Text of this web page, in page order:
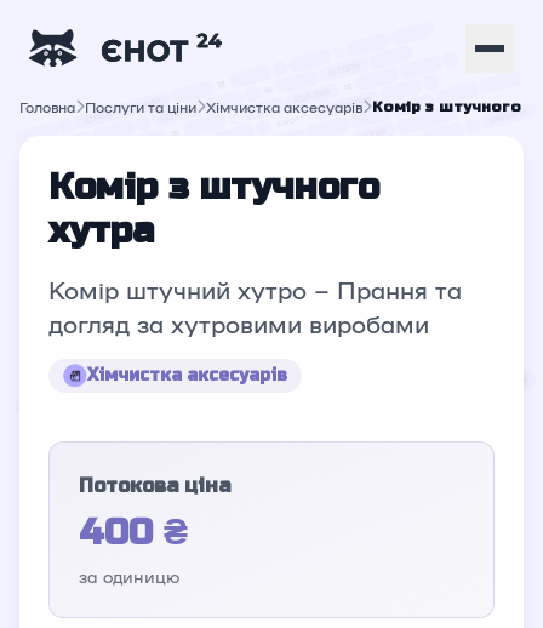
Головна Послуги та ціни Хімчистка аксесуарів Комір з штучного
Комір з штучного
хутра
Комір штучний хутро – Прання та
догляд за хутровими виробами
Хімчистка аксесуарів
Потокова ціна
400 ₴
за одиницю